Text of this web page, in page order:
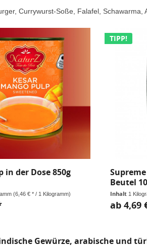
Gewürze, arabische und
Currywurst-Soße, Falafel, Schawarma,
TIPP!
Beutel
Inhalt 1
ab 4,69
in der Dose 850g
(6,46 € * / 1 Kilogramm)